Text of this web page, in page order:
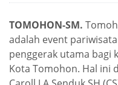
TOMOHON-SM.
adalah event
penggerak utama bagi
Kota Tomohon. Hal ini